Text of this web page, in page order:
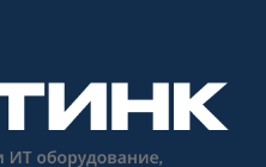
(16:9), сенсор: 50 касаний,
яркость: 390, ос /
совместимость: Android.